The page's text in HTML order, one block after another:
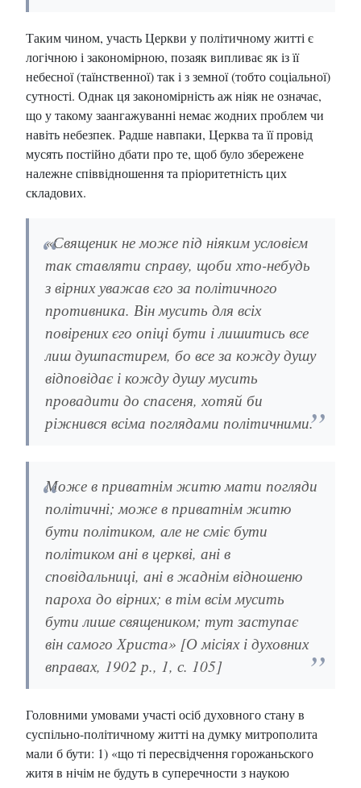
Таким чином, участь Церкви у політичному житті є
логічною і закономірною, позаяк випливає як із її
небесної (таїнственної) так і з земної (тобто соціальної)
сутності. Однак ця закономірність аж ніяк не означає,
що у такому заангажуванні немає жодних проблем чи
навіть небезпек. Радше навпаки, Церква та її провід
мусять постійно дбати про те, щоб було збережене
належне співвідношення та пріоритетність цих
складових.
«Священик не може під ніяким условієм
так ставляти справу, щоби хто-небудь
з вірних уважав єго за політичного
противника. Він мусить для всіх
повірених єго опіці бути і лишитись все
лиш душпастирем, бо все за кожду душу
відповідає і кожду душу мусить
провадити до спасеня, хотяй би
ріжнився всіма поглядами політичними.
Може в приватнім житю мати погляди
політичні; може в приватнім житю
бути політиком, але не сміє бути
політиком ані в церкві, ані в
сповідальниці, ані в жаднім відношеню
пароха до вірних; в тім всім мусить
бути лише священиком; тут заступає
він самого Христа» [О місіях і духовних
вправах, 1902 р., 1, с. 105]
Головними умовами участі осіб духовного стану в
суспільно-політичному житті на думку митрополита
мали б бути: 1) «що ті пересвідчення горожаньского
житя в нічім не будуть в суперечности з наукою